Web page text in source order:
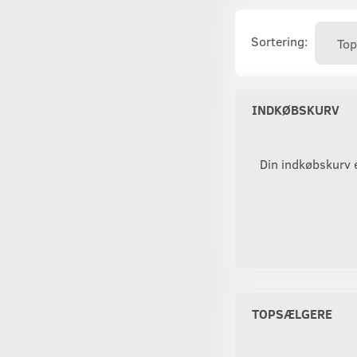
Sortering:
INDKØBSKURV
Din indkøbskurv
TOPSÆLGERE